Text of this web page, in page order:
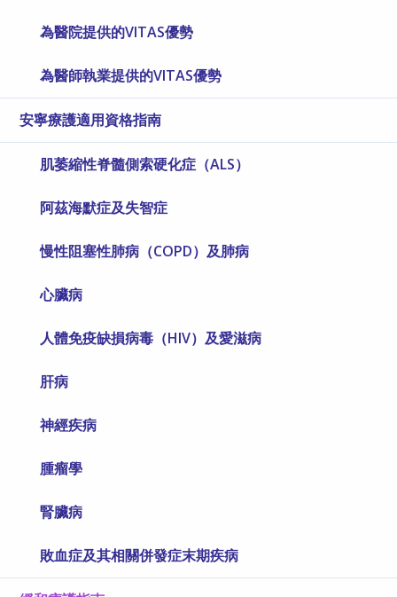
為醫院提供的VITAS優勢
為醫師執業提供的VITAS優勢
安寧療護適用資格指南
肌萎縮性脊髓側索硬化症（ALS）
阿茲海默症及失智症
慢性阻塞性肺病（COPD）及肺病
心臟病
人體免疫缺損病毒（HIV）及愛滋病
肝病
神經疾病
腫瘤學
腎臟病
敗血症及其相關併發症末期疾病